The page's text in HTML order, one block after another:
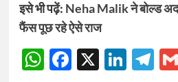
इसे भी पढ़ें: Neha Malik ने बोल्ड
फैंस पूछ रहे ऐसे राज
WhatsApp
Facebook
X